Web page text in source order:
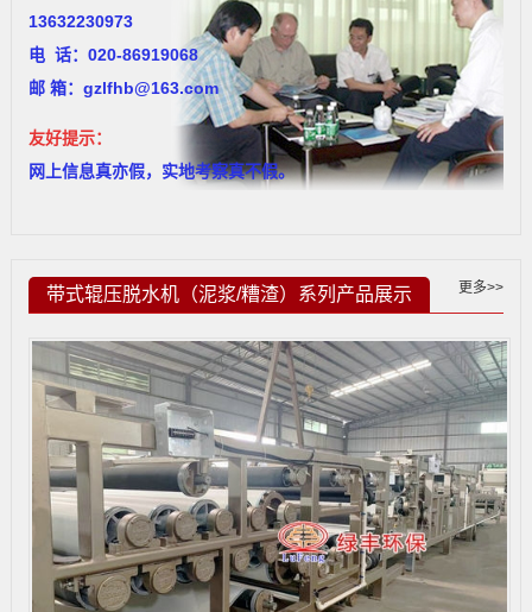
13632230973
电 话：020-86919068
邮 箱： gzlfhb@163.com
友好提示：
网上信息真亦假，实地考察真不假。
更多>>
带式辊压脱水机（泥浆/糟渣）系列产品展示